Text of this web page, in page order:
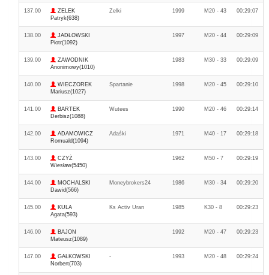
137.00
ZELEK
Patryk(638)
Zelki 1999 M20 - 43 00:29:07
138.00
JADŁOWSKI
Piotr(1092)
1997 M20 - 44 00:29:09
139.00
ZAWODNIK
Anonimowy(1010)
1983 M30 - 33 00:29:09
140.00
WIECZOREK
Mariusz(1027)
Spartanie 1998 M20 - 45 00:29:10
141.00
BARTEK
Derbisz(1088)
Wutees 1990 M20 - 46 00:29:14
142.00
ADAMOWICZ
Romuald(1094)
Adaśki 1971 M40 - 17 00:29:18
143.00
CZYŻ
Wiesław(5450)
1962 M50 - 7 00:29:19
144.00
MOCHALSKI
Dawid(566)
Moneybrokers24 1986 M30 - 34 00:29:20
145.00
KULA
Agata(593)
Ks Activ Uran 1985 K30 - 8 00:29:23
146.00
BAJON
Mateusz(1089)
1992 M20 - 47 00:29:23
147.00
GAŁKOWSKI
Norbert(703)
- 1993 M20 - 48 00:29:24